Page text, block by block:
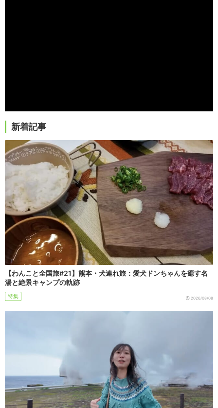
新着記事
【わんこと全国旅#21】熊本・犬連れ旅：愛犬ドンちゃんを癒す名
湯と絶景キャンプの軌跡
特集 2026/08/08